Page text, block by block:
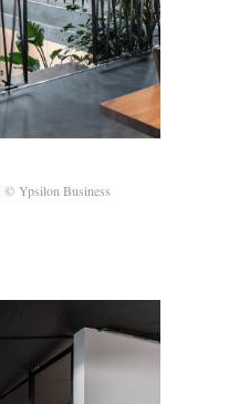
© Ypsilon Business